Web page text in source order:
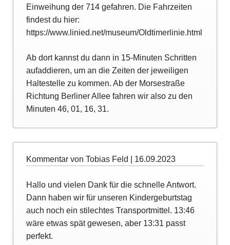
Einweihung der 714 gefahren. Die Fahrzeiten
findest du hier:
https://www.linied.net/museum/Oldtimerlinie.html
Ab dort kannst du dann in 15-Minuten Schritten
aufaddieren, um an die Zeiten der jeweiligen
Haltestelle zu kommen. Ab der Morsestraße
Richtung Berliner Allee fahren wir also zu den
Minuten 46, 01, 16, 31.
Kommentar von Tobias Feld | 16.09.2023
Hallo und vielen Dank für die schnelle Antwort.
Dann haben wir für unseren Kindergeburtstag
auch noch ein stilechtes Transportmittel. 13:46
wäre etwas spät gewesen, aber 13:31 passt
perfekt.